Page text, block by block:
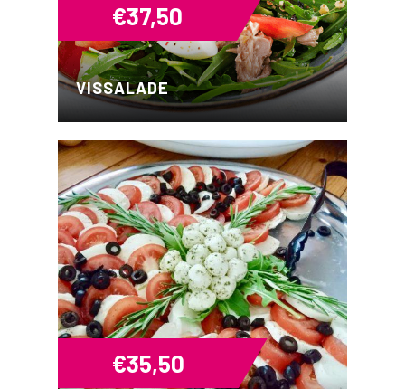
VISSALADE
€37,50
€35,50